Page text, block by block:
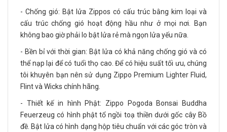
- Chống gió: Bật lửa Zippos có cấu trúc bằng kim loại và
cấu trúc chống gió hoạt động hầu như ở mọi nơi. Bạn
không bao giờ phải lo bật lửa rẻ mà ngọn lửa yếu nữa.
- Bền bỉ với thời gian: Bật lửa có khả năng chống gió và có
thể nạp lại để có tuổi thọ cao. Để có hiệu suất tối ưu, chúng
tôi khuyên bạn nên sử dụng Zippo Premium Lighter Fluid,
Flint và Wicks chính hãng.
- Thiết kế in hình Phật: Zippo Pogoda Bonsai Buddha
Feuerzeug có hình phật tổ ngồi toạ thiền dưới gốc cây Bồ
đề. Bật lửa có hình dạng hộp tiêu chuẩn với các góc tròn và